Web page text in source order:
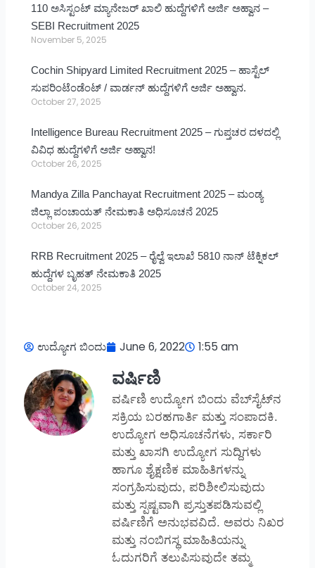
110 ಅಸಿಸ್ಟಂಟ್ ಮ್ಯಾನೇಜರ್ ಖಾಲಿ ಹುದ್ದೆಗಳಿಗೆ ಅರ್ಜಿ ಅಹ್ವಾನ –
SEBI Recruitment 2025
November 5, 2025
Cochin Shipyard Limited Recruitment 2025 – ಹಾಸ್ಟೆಲ್
ಸುಪರಿಂಟೆಂಡೆಂಟ್ / ವಾರ್ಡನ್ ಹುದ್ದೆಗಳಿಗೆ ಅರ್ಜಿ ಅಹ್ವಾನ.
October 27, 2025
Intelligence Bureau Recruitment 2025 – ಗುಪ್ತಚರ ದಳದಲ್ಲಿ
ವಿವಿಧ ಹುದ್ದೆಗಳಿಗೆ ಅರ್ಜಿ ಅಹ್ವಾನ!
October 26, 2025
Mandya Zilla Panchayat Recruitment 2025 – ಮಂಡ್ಯ
ಜಿಲ್ಲಾ ಪಂಚಾಯತ್ ನೇಮಕಾತಿ ಅಧಿಸೂಚನೆ 2025
October 26, 2025
RRB Recruitment 2025 – ರೈಲ್ವೆ ಇಲಾಖೆ 5810 ನಾನ್ ಟೆಕ್ನಿಕಲ್
ಹುದ್ದೆಗಳ ಬೃಹತ್ ನೇಮಕಾತಿ 2025
October 24, 2025
ಉದ್ಯೋಗ ಬಿಂದು June 6, 2022 1:55 am
ವರ್ಷಿಣಿ
ವರ್ಷಿಣಿ ಉದ್ಯೋಗ ಬಿಂದು ವೆಬ್‌ಸೈಟ್‌ನ
ಸಕ್ರಿಯ ಬರಹಗಾರ್ತಿ ಮತ್ತು ಸಂಪಾದಕಿ.
ಉದ್ಯೋಗ ಅಧಿಸೂಚನೆಗಳು, ಸರ್ಕಾರಿ
ಮತ್ತು ಖಾಸಗಿ ಉದ್ಯೋಗ ಸುದ್ದಿಗಳು
ಹಾಗೂ ಶೈಕ್ಷಣಿಕ ಮಾಹಿತಿಗಳನ್ನು
ಸಂಗ್ರಹಿಸುವುದು, ಪರಿಶೀಲಿಸುವುದು
ಮತ್ತು ಸ್ಪಷ್ಟವಾಗಿ ಪ್ರಸ್ತುತಪಡಿಸುವಲ್ಲಿ
ವರ್ಷಿಣಿಗೆ ಅನುಭವವಿದೆ. ಅವರು ನಿಖರ
ಮತ್ತು ನಂಬಿಗಸ್ಥ ಮಾಹಿತಿಯನ್ನು
ಓದುಗರಿಗೆ ತಲುಪಿಸುವುದೇ ತಮ್ಮ